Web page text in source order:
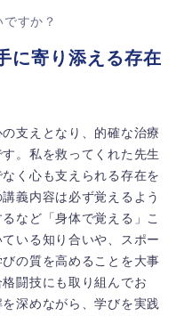
すか？
に寄り添える存在
支えとなり、的確な治療
。私を救ってくれた先生
く心も支えられる存在を
義内容は必ず覚えるよう
など「身体で覚える」こ
いる知り合いや、スポー
の質を高めることを大事
闘技にも取り組んでお
深めながら、学びを実践